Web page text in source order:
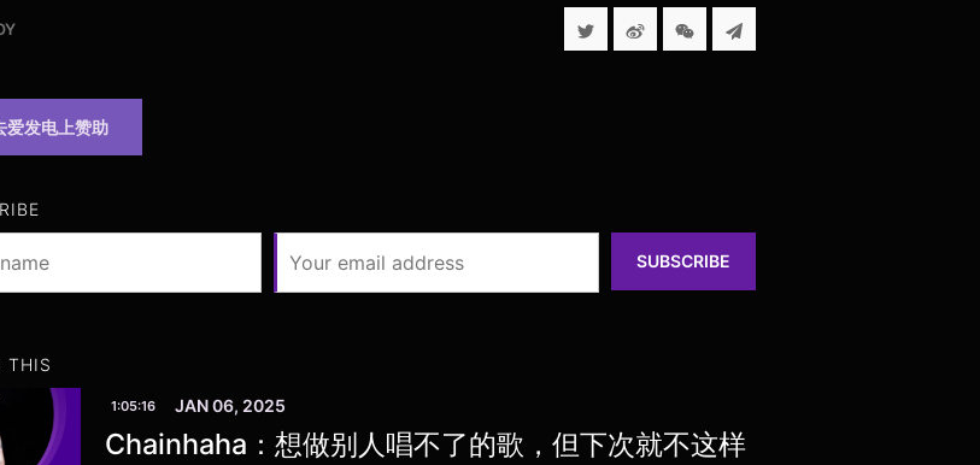
爱发电上赞助
SUBSCRIBE
THIS
1:05:16 JAN 06, 2025
Chainhaha：想做别人唱不了的歌，但下次就不这样